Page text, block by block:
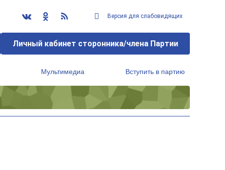
Версия для слабовидящих
Личный кабинет сторонника/члена Партии
Мультимедиа Вступить в партию